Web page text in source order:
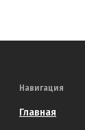
Главная
Навигация